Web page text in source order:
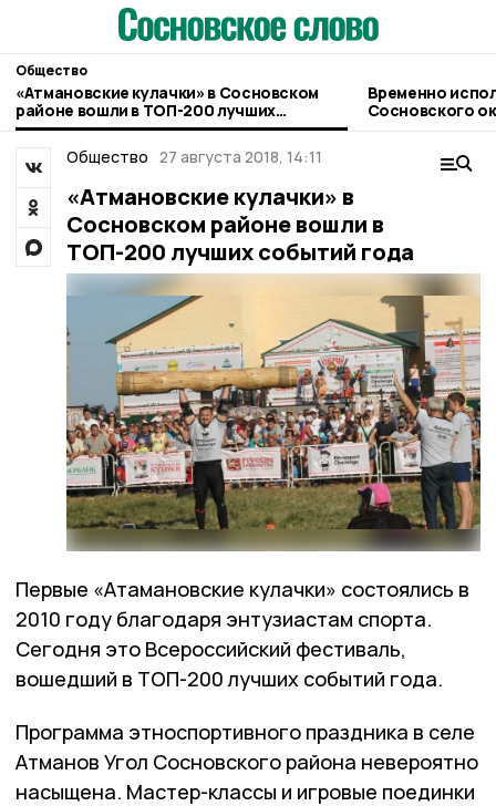
Общество
«Атмановские кулачки» в Сосновском
районе вошли в ТОП-200 лучших
событий года
Временно
Сосновского округа возложили на
Сергея Попова
Общество 27 августа 2018, 14:11
«Атмановские кулачки» в
Сосновском районе вошли в
ТОП-200 лучших событий года
Первые «Атамановские кулачки» состоялись в
2010 году благодаря энтузиастам спорта.
Сегодня это Всероссийский фестиваль,
вошедший в ТОП-200 лучших событий года.
Программа этноспортивного праздника в селе
Атманов Угол Сосновского района невероятно
насыщена. Мастер-классы и игровые поединки